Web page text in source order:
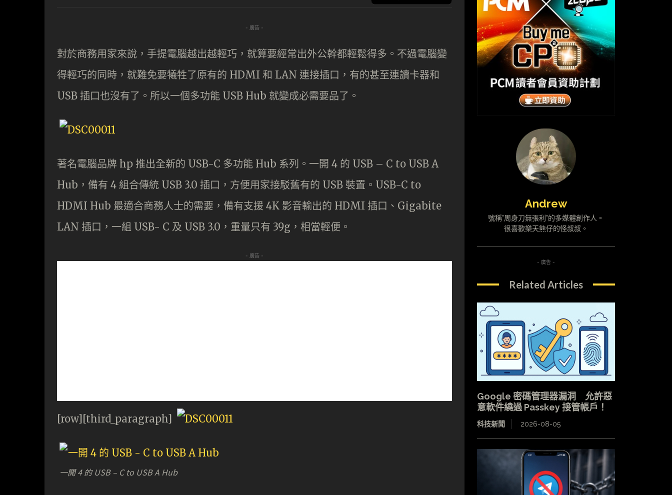
- 廣告 -
對於商務用家來說，手提電腦越出越輕巧，就算要經常出外公幹都輕鬆得多。不過電腦變
得輕巧的同時，就難免要犧牲了原有的 HDMI 和 LAN 連接插口，有的甚至連讀卡器和
USB 插口也沒有了。所以一個多功能 USB Hub 就變成必需要品了。
著名電腦品牌 hp 推出全新的 USB-C 多功能 Hub 系列。一開 4 的 USB – C to USB A
Hub，備有 4 組合傳統 USB 3.0 插口，方便用家接駁舊有的 USB 裝置。USB-C to
HDMI Hub 最適合商務人士的需要，備有支援 4K 影音輸出的 HDMI 插口、Gigabite
LAN 插口，一組 USB- C 及 USB 3.0，重量只有 39g，相當輕便。
- 廣告 -
[row][third_paragraph]
一開 4 的 USB – C to USB A Hub
Andrew
號稱"周身刀無張利"的多媒體創作人。
很喜歡樂天熊仔的怪叔叔。
- 廣告 -
Related Articles
Google 密碼管理器漏洞 允許惡
意軟件繞過 Passkey 接管帳戶！
科技新聞 2026-08-05